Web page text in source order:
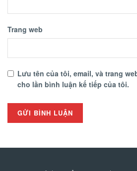
Trang web
Lưu tên của tôi, email, và trang
cho lần bình luận kế tiếp của tôi.